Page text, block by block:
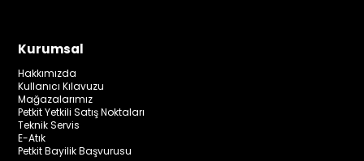
Kurumsal
Hakkımızda
Kullanıcı Kılavuzu
Mağazalarımız
Petkit Yetkili Satış Noktaları
Teknik Servis
E-Atık
Petkit Bayilik Başvurusu